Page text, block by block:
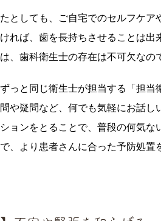
としても、ご自宅でのセルフケア
れば、歯を長持ちさせることは出
、歯科衛生士の存在は不可欠なの
っと同じ衛生士が担当する「担
や疑問など、何でも気軽にお話し
ョンをとることで、普段の何気
、より患者さんに合った予防処置